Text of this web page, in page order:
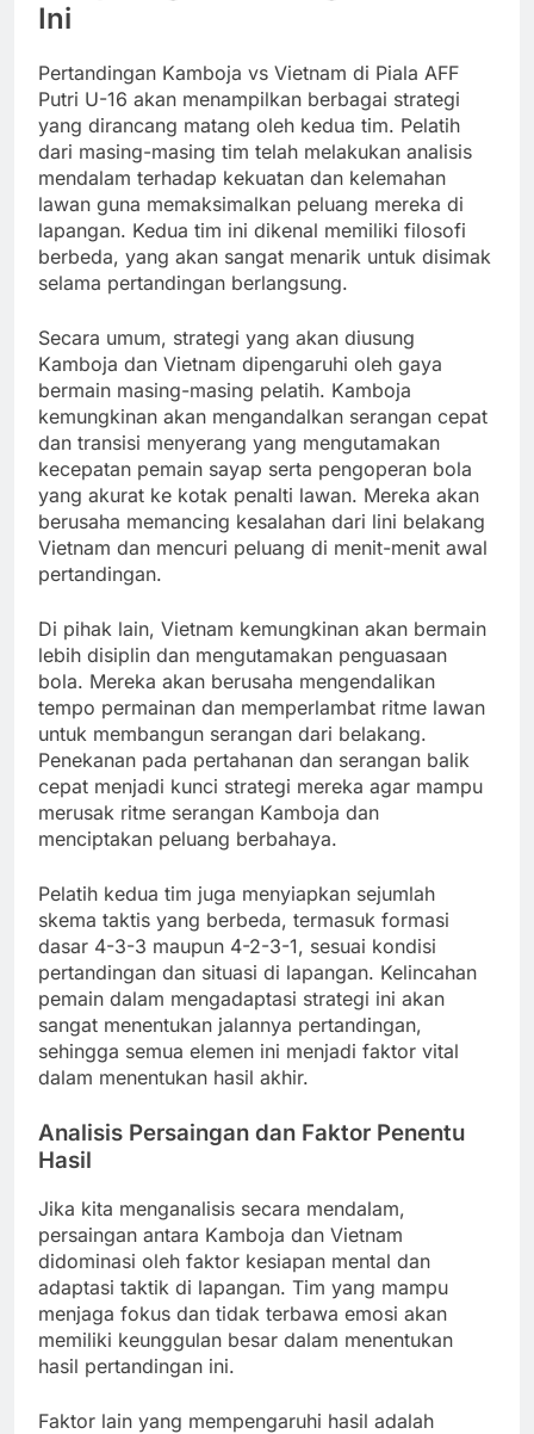
Ini
Pertandingan Kamboja vs Vietnam di Piala AFF
Putri U-16 akan menampilkan berbagai strategi
yang dirancang matang oleh kedua tim. Pelatih
dari masing-masing tim telah melakukan analisis
mendalam terhadap kekuatan dan kelemahan
lawan guna memaksimalkan peluang mereka di
lapangan. Kedua tim ini dikenal memiliki filosofi
berbeda, yang akan sangat menarik untuk disimak
selama pertandingan berlangsung.
Secara umum, strategi yang akan diusung
Kamboja dan Vietnam dipengaruhi oleh gaya
bermain masing-masing pelatih. Kamboja
kemungkinan akan mengandalkan serangan cepat
dan transisi menyerang yang mengutamakan
kecepatan pemain sayap serta pengoperan bola
yang akurat ke kotak penalti lawan. Mereka akan
berusaha memancing kesalahan dari lini belakang
Vietnam dan mencuri peluang di menit-menit awal
pertandingan.
Di pihak lain, Vietnam kemungkinan akan bermain
lebih disiplin dan mengutamakan penguasaan
bola. Mereka akan berusaha mengendalikan
tempo permainan dan memperlambat ritme lawan
untuk membangun serangan dari belakang.
Penekanan pada pertahanan dan serangan balik
cepat menjadi kunci strategi mereka agar mampu
merusak ritme serangan Kamboja dan
menciptakan peluang berbahaya.
Pelatih kedua tim juga menyiapkan sejumlah
skema taktis yang berbeda, termasuk formasi
dasar 4-3-3 maupun 4-2-3-1, sesuai kondisi
pertandingan dan situasi di lapangan. Kelincahan
pemain dalam mengadaptasi strategi ini akan
sangat menentukan jalannya pertandingan,
sehingga semua elemen ini menjadi faktor vital
dalam menentukan hasil akhir.
Analisis Persaingan dan Faktor Penentu
Hasil
Jika kita menganalisis secara mendalam,
persaingan antara Kamboja dan Vietnam
didominasi oleh faktor kesiapan mental dan
adaptasi taktik di lapangan. Tim yang mampu
menjaga fokus dan tidak terbawa emosi akan
memiliki keunggulan besar dalam menentukan
hasil pertandingan ini.
Faktor lain yang mempengaruhi hasil adalah